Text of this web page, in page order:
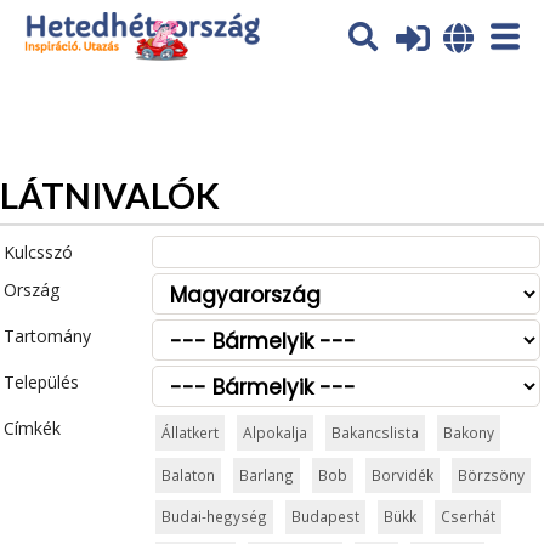
Az oldal sütiket (cookies) használ. További tájékoztatás itt:
Adatvédelmi tájékoztató
LÁTNIVALÓK
Kulcsszó
Ország
Tartomány
Település
Címkék
Állatkert Alpokalja Bakancslista Bakony
Balaton Barlang Bob Borvidék Börzsöny
Budai-hegység Budapest Bükk Cserhát